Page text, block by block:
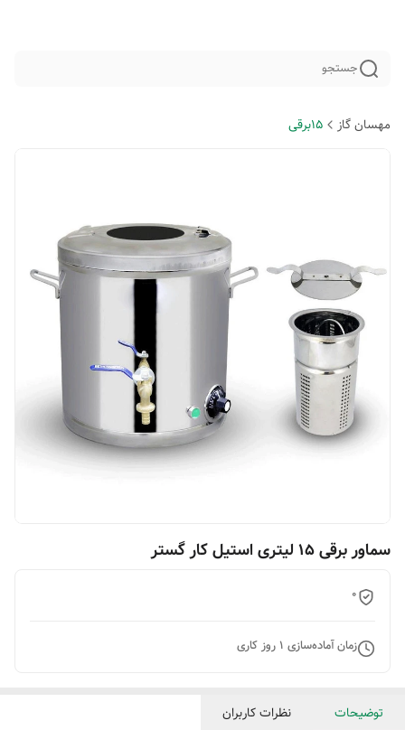
جستجو
مهسان گاز 15برقی
سماور برقی 15 لیتری استیل کار گستر
0
زمان آماده‌سازی 1روز کاری
توضیحات نظرات کاربران